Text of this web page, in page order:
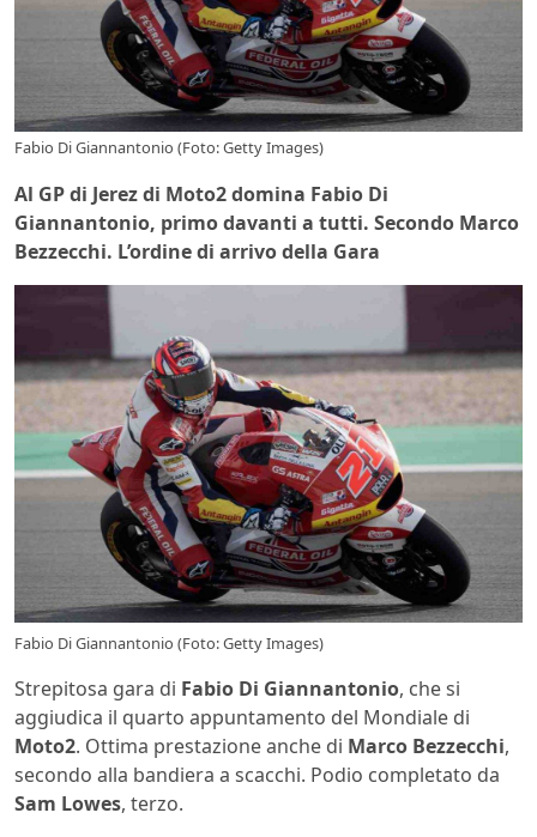
Fabio Di Giannantonio (Foto: Getty Images)
Al GP di Jerez di Moto2 domina Fabio Di
Giannantonio, primo davanti a tutti. Secondo Marco
Bezzecchi. L’ordine di arrivo della Gara
Fabio Di Giannantonio (Foto: Getty Images)
Strepitosa gara di Fabio Di Giannantonio, che si
aggiudica il quarto appuntamento del Mondiale di
Moto2. Ottima prestazione anche di Marco Bezzecchi,
secondo alla bandiera a scacchi. Podio completato da
Sam Lowes, terzo.